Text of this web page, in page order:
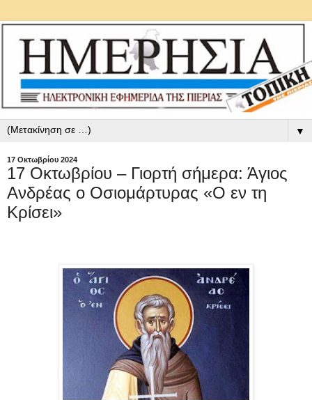
▼
17 Οκτωβρίου 2024
17 Οκτωβρίου – Γιορτή σήμερα: Άγιος
Ανδρέας ο Οσιομάρτυρας «Ο εν τη
Κρίσει»